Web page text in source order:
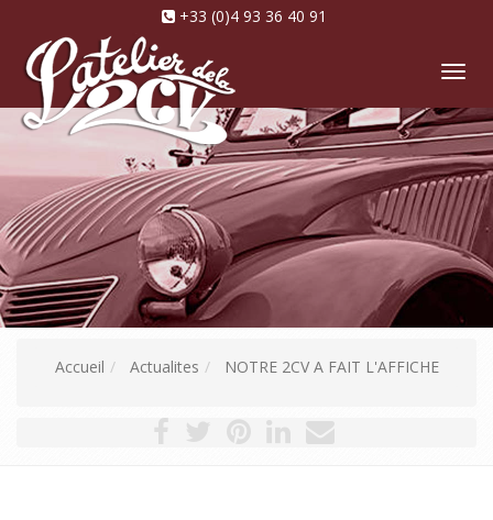
+33 (0)4 93 36 40 91
Accueil Actualites NOTRE 2CV A FAIT L'AFFICHE